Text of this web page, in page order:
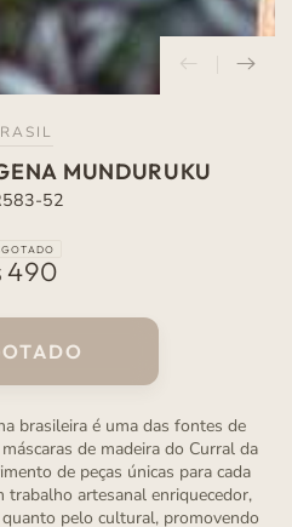
MUNDURUKU
52
Preço
490
brasileira é uma das fontes de
de madeira do Curral da
de peças únicas para cada
trabalho artesanal enriquecedor,
pelo cultural, promovendo